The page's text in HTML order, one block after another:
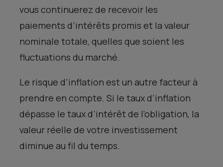
vous continuerez de recevoir les
paiements d’intérêts promis et la valeur
nominale totale, quelles que soient les
fluctuations du marché.
Le risque d’inflation est un autre facteur à
prendre en compte. Si le taux d’inflation
dépasse le taux d’intérêt de l’obligation, la
valeur réelle de votre investissement
diminue au fil du temps.